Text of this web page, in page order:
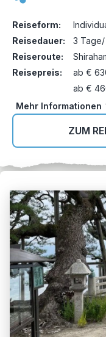
Reiseform:
Reisedauer:
3
Reiseroute:
Reisepreis:
ab €
ab €
Mehr Informationen
ZUM